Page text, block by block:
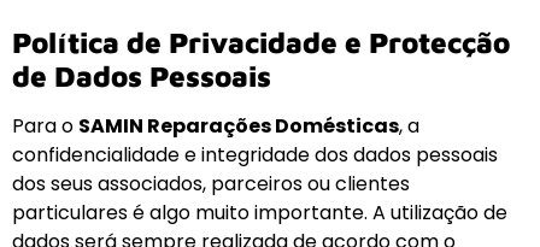
Política de Privacidade e Protecção
de Dados Pessoais
Para o SAMIN Reparações Domésticas, a
confidencialidade e integridade dos dados pessoais
dos seus associados, parceiros ou clientes
particulares é algo muito importante. A utilização de